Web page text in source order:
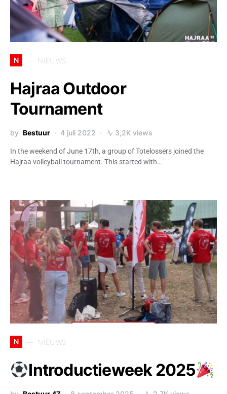
N NIEUWS
Hajraa Outdoor
Tournament
by Bestuur 4 juli 2022 3,2K views
In the weekend of June 17th, a group of Totelossers joined the
Hajraa volleyball tournament. This started with…
N NIEUWS
Introductieweek 2025